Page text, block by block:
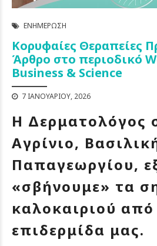
ΕΝΗΜΈΡΩΣΗ
Κορυφαίες Θεραπείες
Άρθρο στο περιοδικό
Business & Science
7 ΙΑΝΟΥΑΡΊΟΥ, 2026
Η Δερματολόγος
Αγρίνιο,
Παπαγεωργίου,
«σβήνουμε» τα
καλοκαιριού από
επιδερμίδα μας.